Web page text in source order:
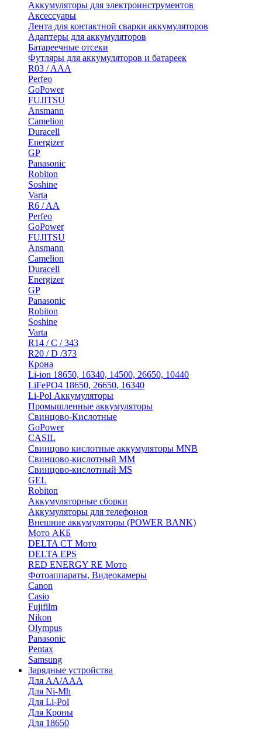
Аккумуляторы для электроинструментов
Аксессуары
Лента для контактной сварки аккумуляторов
Адаптеры для аккумуляторов
Батареечные отсеки
Футляры для аккумуляторов и батареек
R03 / AAA
Perfeo
GoPower
FUJITSU
Ansmann
Camelion
Duracell
Energizer
GP
Panasonic
Robiton
Soshine
Varta
R6 / AA
Perfeo
GoPower
FUJITSU
Ansmann
Camelion
Duracell
Energizer
GP
Panasonic
Robiton
Soshine
Varta
R14 / C / 343
R20 / D /373
Крона
Li-ion 18650, 16340, 14500, 26650, 10440
LiFePO4 18650, 26650, 16340
Li-Pol Аккумуляторы
Промышленные аккумуляторы
Свинцово-Кислотные
GoPower
CASIL
Свинцово кислотные аккумуляторы MNB
Cвинцово-кислотный MM
Cвинцово-кислотный MS
GEL
Robiton
Аккумуляторные сборки
Аккумуляторы для телефонов
Внешние аккумуляторы (POWER BANK)
Мото АКБ
DELTA CT Мото
DELTA EPS
RED ENERGY RE Мото
Фотоаппараты, Видеокамеры
Canon
Casio
Fujifilm
Nikon
Olympus
Panasonic
Pentax
Samsung
Зарядные устройства
Для AA/AAA
Для Ni-Mh
Для Li-Pol
Для Кроны
Для 18650